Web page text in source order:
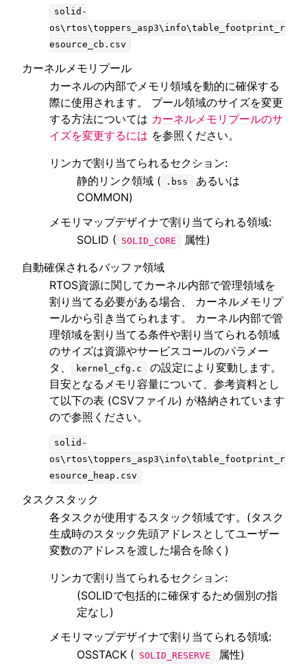
solid-
os\rtos\toppers_asp3\info\table_footprint_r
esource_cb.csv
カーネルメモリプール
カーネルの内部でメモリ領域を動的に確保する
際に使用されます。 プール領域のサイズを変更
する方法については カーネルメモリプールのサ
イズを変更するには を参照ください。
リンカで割り当てられるセクション:
静的リンク領域 (
.bss
あるいは
COMMON)
メモリマップデザイナで割り当てられる領域:
SOLID ( SOLID_CORE
属性)
自動確保されるバッファ領域
RTOS資源に関してカーネル内部で管理領域を
割り当てる必要がある場合、 カーネルメモリプ
ールから引き当てられます。 カーネル内部で管
理領域を割り当てる条件や割り当てられる領域
のサイズは資源やサービスコールのパラメー
タ、
kernel_cfg.c
の設定により変動します。
目安となるメモリ容量について、参考資料とし
て以下の表 (CSVファイル) が格納されています
ので参照ください。
solid-
os\rtos\toppers_asp3\info\table_footprint_r
esource_heap.csv
タスクスタック
各タスクが使用するスタック領域です。(タスク
生成時のスタック先頭アドレスとしてユーザー
変数のアドレスを渡した場合を除く)
リンカで割り当てられるセクション:
(SOLIDで包括的に確保するため個別の指
定なし)
メモリマップデザイナで割り当てられる領域:
OSSTACK ( SOLID_RESERVE 属性)